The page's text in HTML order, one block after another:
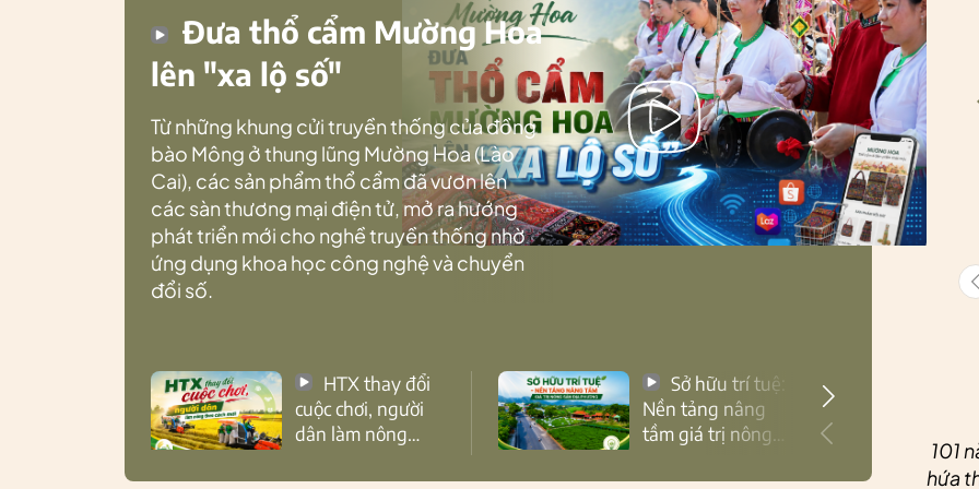
Đưa thổ cẩm Mường Hoa
lên "xa lộ số"
Từ những khung cửi truyền thống của đồng
bào Mông ở thung lũng Mường Hoa (Lào
Cai), các sản phẩm thổ cẩm đã vươn lên
các sàn thương mại điện tử, mở ra hướng
phát triển mới cho nghề truyền thống nhờ
ứng dụng khoa học công nghệ và chuyển
đổi số.
cuộc chơi, người
dân làm nông
Nền tảng nâng
tầm giá trị nông
101
hứa